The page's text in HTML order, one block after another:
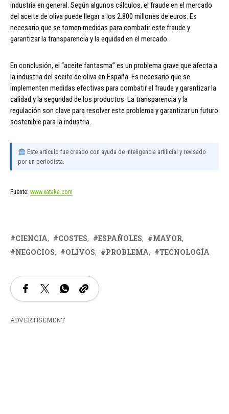
industria en general. Según algunos cálculos, el fraude en el mercado
del aceite de oliva puede llegar a los 2.800 millones de euros. Es
necesario que se tomen medidas para combatir este fraude y
garantizar la transparencia y la equidad en el mercado.
En conclusión, el “aceite fantasma” es un problema grave que afecta a
la industria del aceite de oliva en España. Es necesario que se
implementen medidas efectivas para combatir el fraude y garantizar la
calidad y la seguridad de los productos. La transparencia y la
regulación son clave para resolver este problema y garantizar un futuro
sostenible para la industria.
Este artículo fue creado con ayuda de inteligencia artificial y revisado
por un periodista.
Fuente: www.xataka.com
CIENCIA COSTES ESPAÑOLES
MAYOR
NEGOCIOS
OLIVOS PROBLEMA TECNOLOGÍA
ADVERTISEMENT